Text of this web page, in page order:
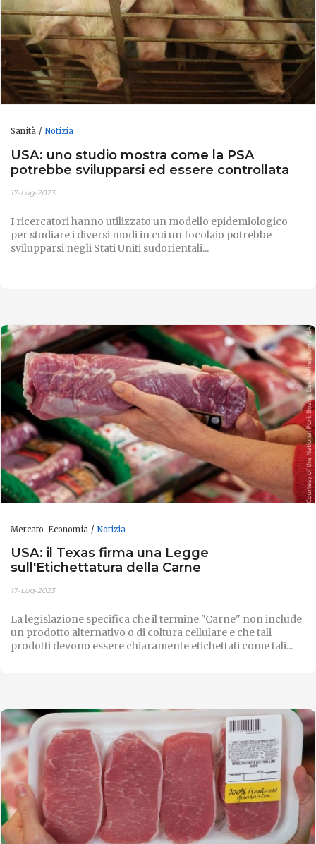
Sanità Notizia
USA: uno studio mostra come la PSA
potrebbe svilupparsi ed essere controllata
17-Lug-2023
I ricercatori hanno utilizzato un modello epidemiologico
per studiare i diversi modi in cui un focolaio potrebbe
svilupparsi negli Stati Uniti sudorientali...
Mercato-Economia Notizia
USA: il Texas firma una Legge
sull'Etichettatura della Carne
17-Lug-2023
La legislazione specifica che il termine "Carne" non include
un prodotto alternativo o di coltura cellulare e che tali
prodotti devono essere chiaramente etichettati come tali...